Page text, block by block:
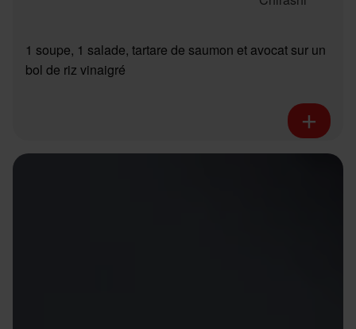
1 soupe, 1 salade, tartare de saumon et avocat sur un
bol de riz vinaigré